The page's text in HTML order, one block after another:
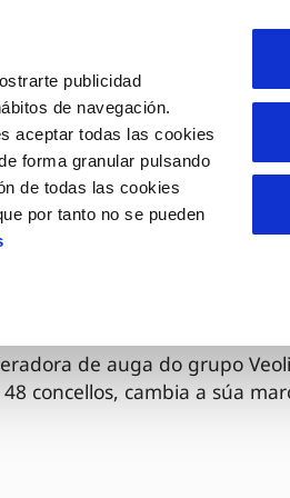
publicidad
de navegación.
aceptar todas las cookies
forma granular pulsando
de todas las cookies
por tanto no se pueden
DE DATOS
bancários
domicilio
SERVIZO
do cliente)
de auga do grupo
concellos, cambia a súa